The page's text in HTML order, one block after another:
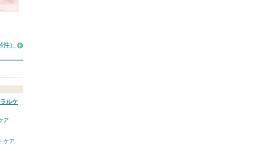
件）
ルケ
ア
ケア